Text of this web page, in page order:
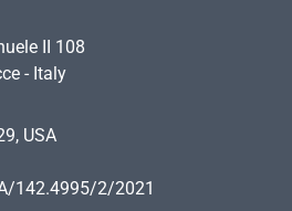
II 108
- Italy
USA
142.4995/2/2021